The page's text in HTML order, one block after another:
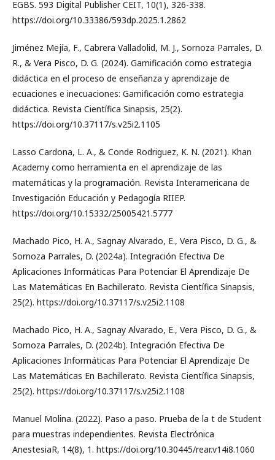
EGBS. 593 Digital Publisher CEIT, 10(1), 326-338.
https://doi.org/10.33386/593dp.2025.1.2862
Jiménez Mejía, F., Cabrera Valladolid, M. J., Sornoza Parrales, D.
R., & Vera Pisco, D. G. (2024). Gamificación como estrategia
didáctica en el proceso de enseñanza y aprendizaje de
ecuaciones e inecuaciones: Gamificación como estrategia
didáctica. Revista Científica Sinapsis, 25(2).
https://doi.org/10.37117/s.v25i2.1105
Lasso Cardona, L. A., & Conde Rodriguez, K. N. (2021). Khan
Academy como herramienta en el aprendizaje de las
matemáticas y la programación. Revista Interamericana de
Investigación Educación y Pedagogía RIIEP.
https://doi.org/10.15332/25005421.5777
Machado Pico, H. A., Sagnay Alvarado, E., Vera Pisco, D. G., &
Sornoza Parrales, D. (2024a). Integración Efectiva De
Aplicaciones Informáticas Para Potenciar El Aprendizaje De
Las Matemáticas En Bachillerato. Revista Científica Sinapsis,
25(2). https://doi.org/10.37117/s.v25i2.1108
Machado Pico, H. A., Sagnay Alvarado, E., Vera Pisco, D. G., &
Sornoza Parrales, D. (2024b). Integración Efectiva De
Aplicaciones Informáticas Para Potenciar El Aprendizaje De
Las Matemáticas En Bachillerato. Revista Científica Sinapsis,
25(2). https://doi.org/10.37117/s.v25i2.1108
Manuel Molina. (2022). Paso a paso. Prueba de la t de Student
para muestras independientes. Revista Electrónica
AnestesiaR, 14(8), 1. https://doi.org/10.30445/rear.v14i8.1060